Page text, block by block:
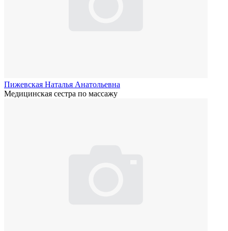
Пижевская Наталья Анатольевна
Медицинская сестра по массажу